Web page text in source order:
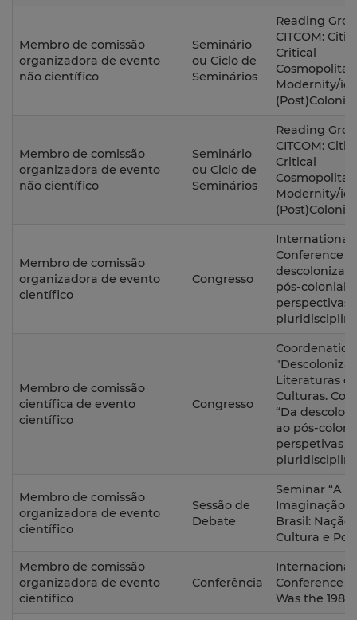
Membro de comissão
organizadora de evento
não científico
Seminário
ou Ciclo de
Seminários
Reading
CITCOM:
Critical
Modernity/
Membro de comissão
organizadora de evento
não científico
Seminário
ou Ciclo de
Seminários
Reading
CITCOM:
Critical
Modernity/
Membro de comissão
organizadora de evento
científico
Congresso
International
Conference
pós-
perspectivas
Membro de comissão
científica de evento
científico
Congresso
Literaturas e
Culturas.
“Da
ao pós-
perspetivas
Membro de comissão
organizadora de evento
científico
Sessão de
Debate
Seminar “A
Imaginação
Brasil: Nação,
Cultura e
Membro de comissão
organizadora de evento
científico
Conferência
Internacional
Conference
Was the